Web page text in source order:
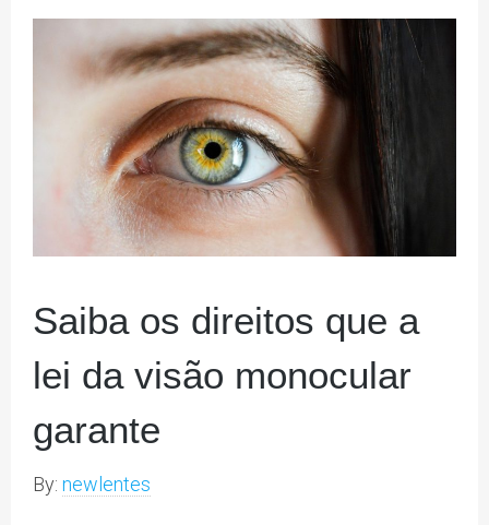
Saiba os direitos que a
lei da visão monocular
garante
By: newlentes